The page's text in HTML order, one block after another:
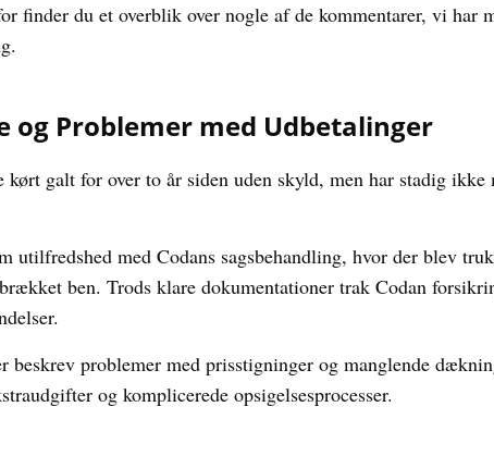
finder du et overblik over nogle af de kommentarer, vi har
og Problemer med Udbetalinger
kørt galt for over to år siden uden skyld, men har stadig
utilfredshed med Codans sagsbehandling, hvor der blev
ben. Trods klare dokumentationer trak Codan
beskrev problemer med prisstigninger og manglende
og komplicerede opsigelsesprocesser.